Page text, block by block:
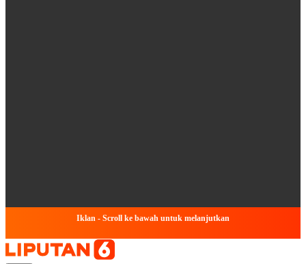
Iklan - Scroll ke bawah untuk melanjutkan